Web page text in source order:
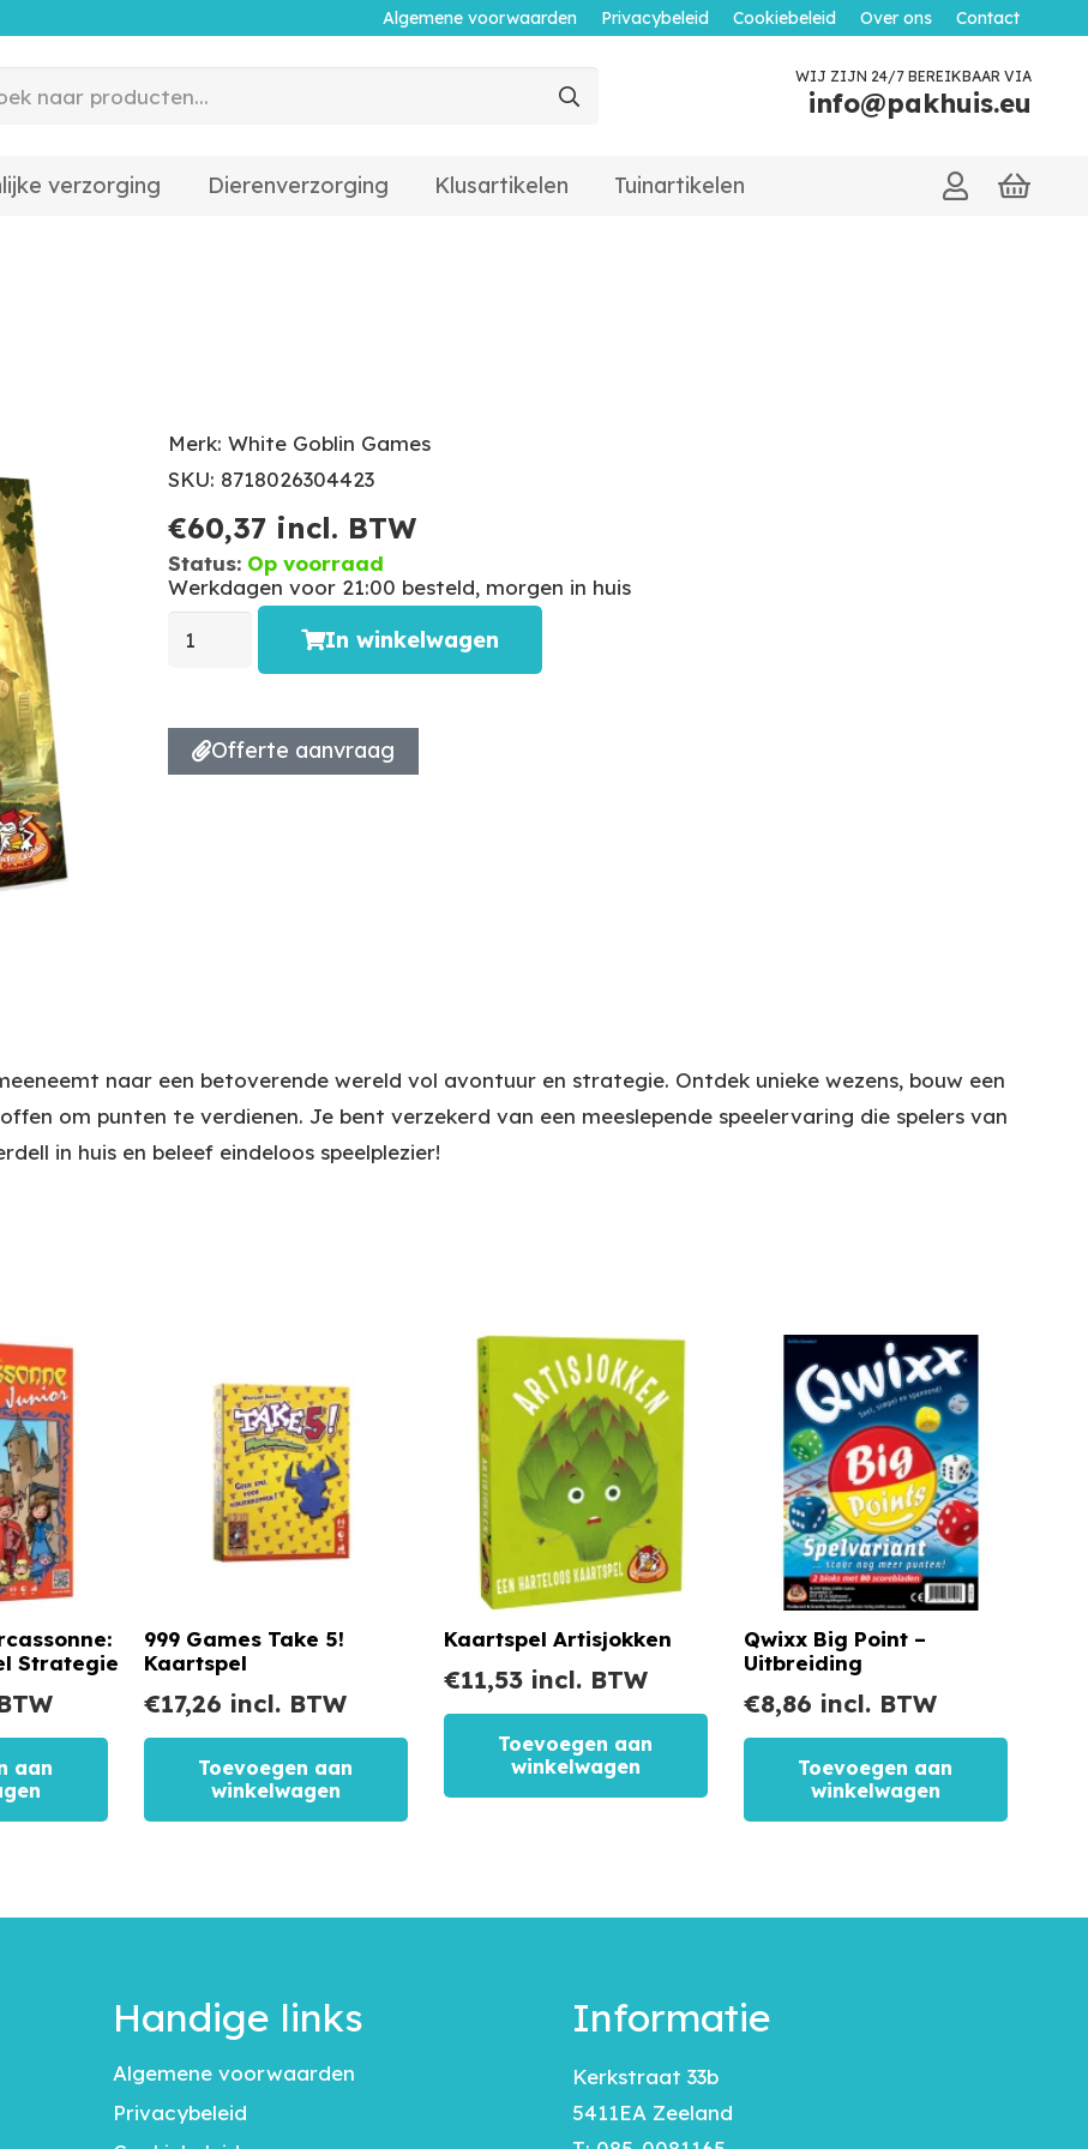
Algemene voorwaarden Privacybeleid Cookiebeleid Over ons Contact
WIJ ZIJN 24/7 BEREIKBAAR VIA
info@pakhuis.eu
verzorging Dierenverzorging Klusartikelen Tuinartikelen
Merk: White Goblin Games
SKU: 8718026304423
€60,37 incl. BTW
Status: Op voorraad
Werkdagen voor 21:00 besteld, morgen in huis
In winkelwagen
Offerte aanvraag
naar een betoverende wereld vol avontuur en strategie. Ontdek unieke wezens, bouw een
om punten te verdienen. Je bent verzekerd van een meeslepende speelervaring die spelers van
in huis en beleef eindeloos speelplezier!
Strategie
aan
999 Games Take 5!
Kaartspel
€17,26 incl. BTW
Toevoegen aan
winkelwagen
Kaartspel Artisjokken
€11,53 incl. BTW
Toevoegen aan
winkelwagen
Qwixx Big Point –
Uitbreiding
€8,86 incl. BTW
Toevoegen aan
winkelwagen
Handige links
Algemene voorwaarden
Privacybeleid
Informatie
Kerkstraat 33b
5411EA Zeeland